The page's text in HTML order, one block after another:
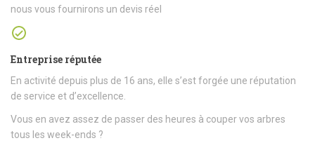
nous vous fournirons un devis réel
Entreprise réputée
En activité depuis plus de 16 ans, elle s’est forgée une réputation
de service et d’excellence.
Vous en avez assez de passer des heures à couper vos arbres
tous les week-ends ?